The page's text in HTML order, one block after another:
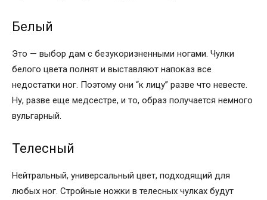
Белый
Это — выбор дам с безукоризненными ногами. Чулки
белого цвета полнят и выставляют напоказ все
недостатки ног. Поэтому они “к лицу” разве что невесте.
Ну, разве еще медсестре, и то, образ получается немного
вульгарный.
Телесный
Нейтральный, универсальный цвет, подходящий для
любых ног. Стройные ножки в телесных чулках будут